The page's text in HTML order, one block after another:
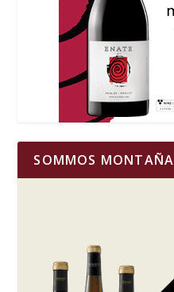
SOMMOS MONTAÑA